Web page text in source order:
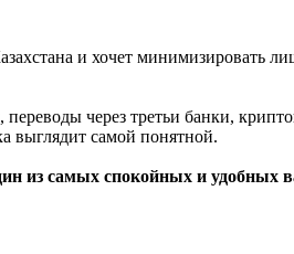
и хочет минимизировать
через третьи банки,
выглядит самой понятной.
из самых спокойных и удобных